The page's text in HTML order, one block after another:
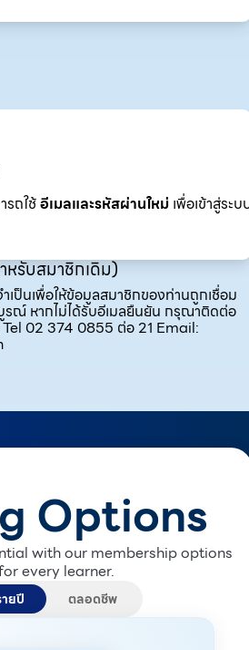
รถใช้อีเมลและรหัสผ่านใหม่ เพื่อเข้าสู่ระบ
รับสมาชิกเดิม)
เป็นเพื่อให้ข้อมูลสมาชิกของท่านถูกเชื่อม
รณ์ หากไม่ได้รับอีเมลยืนยัน กรุณาติดต่อ
02 374 0855 ต่อ 21 Email:
Options
with our membership options
every learner.
ยปี ตลอดชีพ